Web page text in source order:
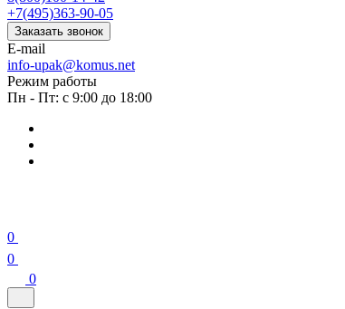
+7(495)363-90-05
Заказать звонок
E-mail
info-upak@komus.net
Режим работы
Пн - Пт: с 9:00 до 18:00
0
0
0